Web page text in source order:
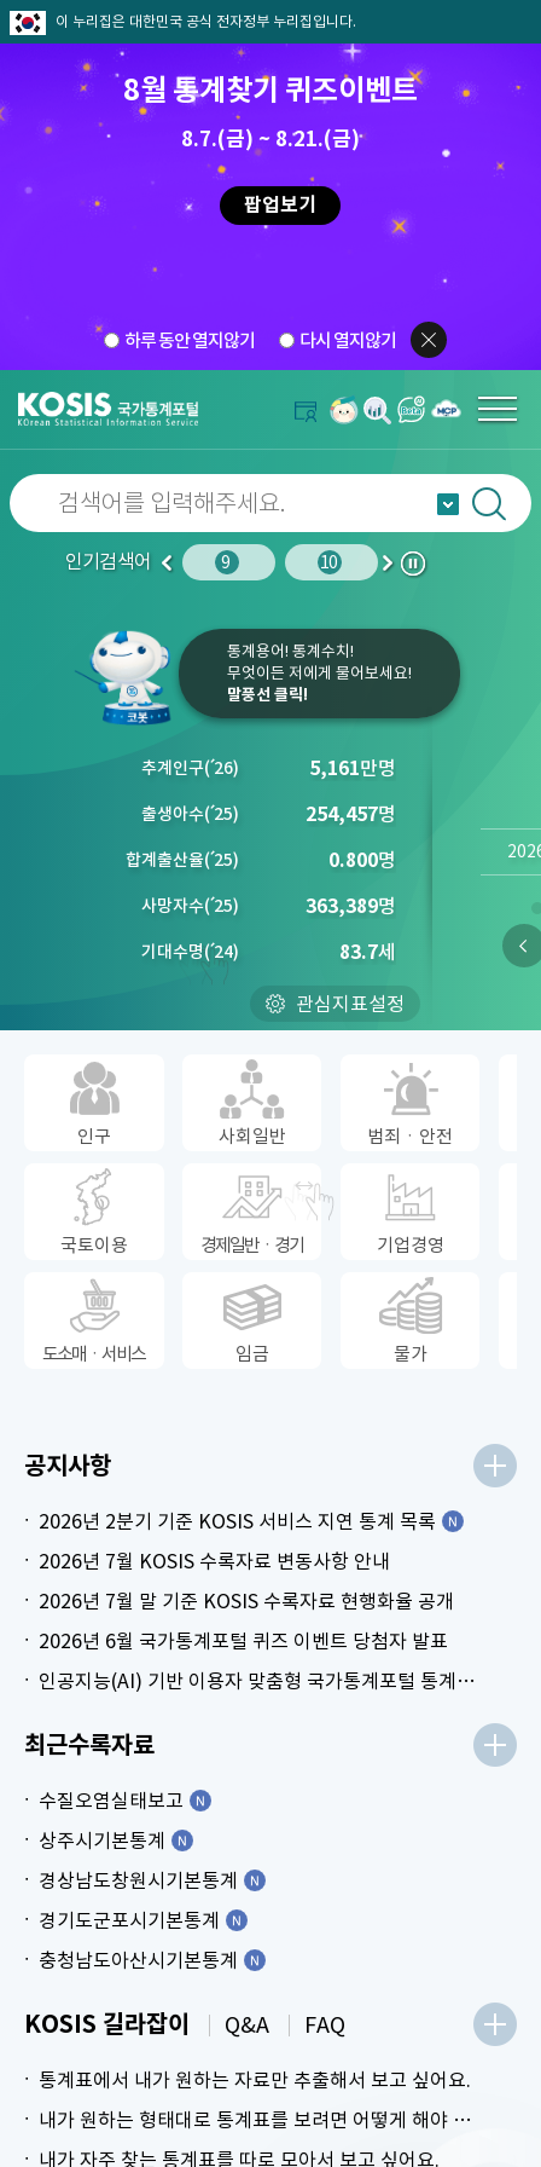
이 누리집은 대한민국 공식 전자정부 누리집입니다.
8월 통계찾기 퀴즈이벤트
8.7.(금) ~ 8.21.(금)
팝업보기
하루 동안 열지않기 다시 열지않기
인기검색어
이
10 임금 9 10 1
다
정
통계용어! 통계수치!
무엇이든 저에게 물어보세요!
말풍선 클릭!
추계인구(´26) 5,161만명
출생아수(´25) 254,457명
합계출산율(´25) 0.800명
사망자수(´25) 363,389명
기대수명(´24) 83.7세
관심지표설정
인구 사회일반 범죄ㆍ안전
국토이용 경제일반ㆍ경기 기업경영
도소매ㆍ서비스 임금 물가
공지사항
2026년 2분기 기준 KOSIS 서비스 지연 통계 목록
2026년 7월 KOSIS 수록자료 변동사항 안내
2026년 7월 말 기준 KOSIS 수록자료 현행화율 공개
2026년 6월 국가통계포털 퀴즈 이벤트 당첨자 발표
인공지능(AI) 기반 이용자 맞춤형 국가통계포털 통계표 생성 시범 서비스 안내
최근수록자료
수질오염실태보고
상주시기본통계
경상남도창원시기본통계
경기도군포시기본통계
충청남도아산시기본통계
KOSIS 길라잡이
통계표에서 내가 원하는 자료만 추출해서 보고 싶어요.
내가 원하는 형태대로 통계표를 보려면 어떻게 해야 하나요?
내가 자주 찾는 통계표를 따로 모아서 보고 싶어요.
Q&A FAQ